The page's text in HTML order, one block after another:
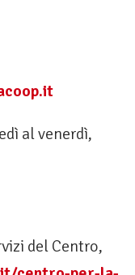
al venerdì,
del Centro,